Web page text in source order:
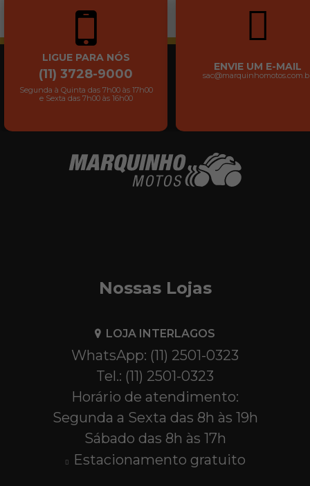
LIGUE PARA NÓS
(11) 3728-9000
Segunda à Quinta das 7h00 às 17h00
e Sexta das 7h00 às 16h00
ENVIE UM E-MAIL
Nossas Lojas
LOJA INTERLAGOS
WhatsApp: (11) 2501-0323
Tel.: (11) 2501-0323
Horário de atendimento:
Segunda a Sexta das 8h às 19h
Sábado das 8h às 17h
Estacionamento gratuito